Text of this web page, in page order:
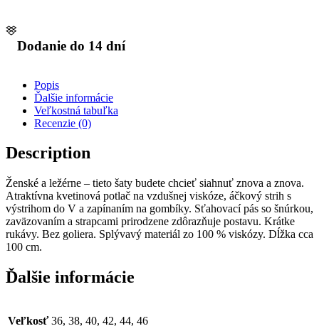
Dodanie do 14 dní
Popis
Ďalšie informácie
Veľkostná tabuľka
Recenzie (0)
Description
Ženské a ležérne – tieto šaty budete chcieť siahnuť znova a znova.
Atraktívna kvetinová potlač na vzdušnej viskóze, áčkový strih s
výstrihom do V a zapínaním na gombíky. Sťahovací pás so šnúrkou,
zaväzovaním a strapcami prirodzene zdôrazňuje postavu. Krátke
rukávy. Bez goliera. Splývavý materiál zo 100 % viskózy. Dĺžka cca
100 cm.
Ďalšie informácie
Veľkosť 36, 38, 40, 42, 44, 46